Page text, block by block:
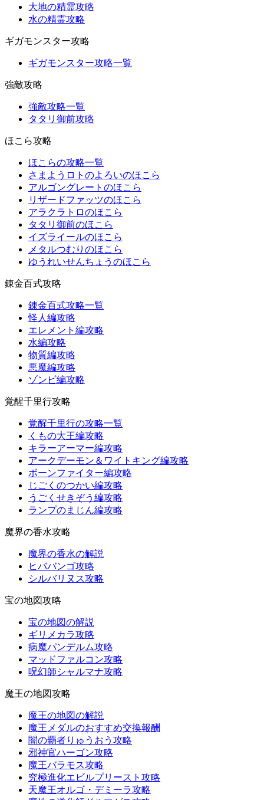
大地の精霊攻略
水の精霊攻略
ギガモンスター攻略
ギガモンスター攻略一覧
強敵攻略
強敵攻略一覧
タタリ御前攻略
ほこら攻略
ほこらの攻略一覧
さまようロトのよろいのほこら
アルゴングレートのほこら
リザードファッツのほこら
アラクラトロのほこら
タタリ御前のほこら
イズライールのほこら
メタルつむりのほこら
ゆうれいせんちょうのほこら
錬金百式攻略
錬金百式攻略一覧
怪人編攻略
エレメント編攻略
水編攻略
物質編攻略
悪魔編攻略
ゾンビ編攻略
覚醒千里行攻略
覚醒千里行の攻略一覧
くもの大王編攻略
キラーアーマー編攻略
アークデーモン＆ワイトキング編攻略
ボーンファイター編攻略
じごくのつかい編攻略
うごくせきぞう編攻略
ランプのまじん編攻略
魔界の香水攻略
魔界の香水の解説
ヒババンゴ攻略
シルバリヌス攻略
宝の地図攻略
宝の地図の解説
ギリメカラ攻略
病魔パンデルム攻略
マッドファルコン攻略
呪幻師シャルマナ攻略
魔王の地図攻略
魔王の地図の解説
魔王メダルのおすすめ交換報酬
闇の覇者りゅうおう攻略
邪神官ハーゴン攻略
魔王バラモス攻略
究極進化エビルプリースト攻略
天魔王オルゴ・デミーラ攻略